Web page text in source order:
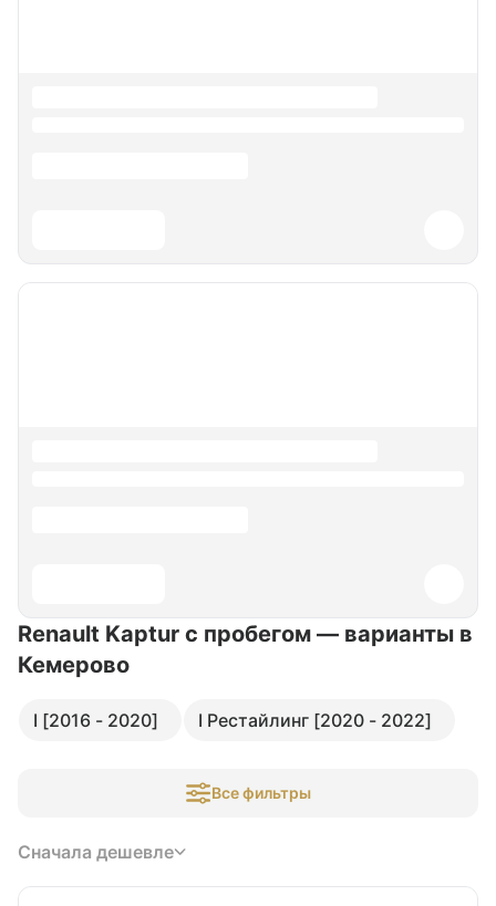
Renault Kaptur с пробегом — варианты в
Кемерово
I [2016 - 2020] I Рестайлинг [2020 - 2022]
Все фильтры
Сначала дешевле